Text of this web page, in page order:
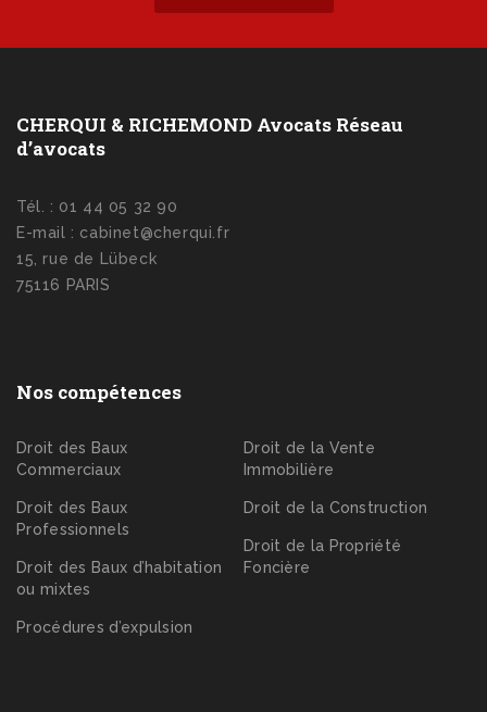
CHERQUI & RICHEMOND Avocats Réseau
d’avocats
Tél. : 01 44 05 32 90
E-mail : cabinet@cherqui.fr
15, rue de Lübeck
75116 PARIS
Nos compétences
Droit des Baux
Commerciaux
Droit des Baux
Professionnels
Droit des Baux d’habitation
ou mixtes
Procédures d’expulsion
Droit de la Vente
Immobilière
Droit de la Construction
Droit de la Propriété
Foncière